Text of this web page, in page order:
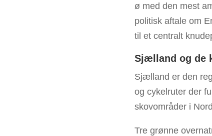
ø med den mest
politisk aftale om
til et centralt
Sjælland og de
Sjælland er den
og cykelruter der
skovområder i
Tre grønne